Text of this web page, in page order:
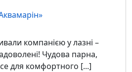
компанією у лазні –
Чудова парна,
для комфортного [...]